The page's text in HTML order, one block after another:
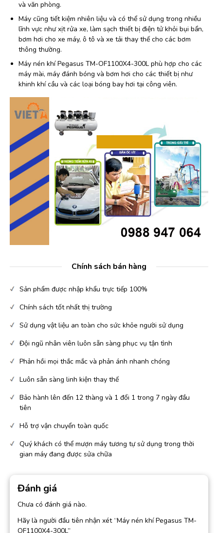
và văn phòng.
Máy cũng tiết kiệm nhiên liệu và có thể sử dụng trong nhiều
lĩnh vực như xịt rửa xe, làm sạch thiết bị điện tử khỏi bụi bẩn,
bơm hơi cho xe máy, ô tô và xe tải thay thế cho các bơm
thông thường.
Máy nén khí Pegasus TM-OF1100X4-300L phù hợp cho các
máy mài, máy đánh bóng và bơm hơi cho các thiết bị như
khinh khí cầu và các loại bóng bay hơi tại công viên.
Chính sách bán hàng
Sản phẩm được nhập khẩu trực tiếp 100%
Chính sách tốt nhất thị trường
Sử dụng vật liệu an toàn cho sức khỏe người sử dụng
Đội ngũ nhân viên luôn sẵn sàng phục vụ tận tình
Phản hồi mọi thắc mắc và phản ánh nhanh chóng
Luôn sẵn sàng linh kiện thay thế
Bảo hành lên đến 12 thàng và 1 đổi 1 trong 7 ngày đầu
tiên
Hỗ trợ vận chuyển toàn quốc
Quý khách có thể mượn máy tương tự sử dụng trong thời
gian máy đang được sửa chữa
Đánh giá
Chưa có đánh giá nào.
Hãy là người đầu tiên nhận xét “Máy nén khí Pegasus TM-
OF1100X4-300L”